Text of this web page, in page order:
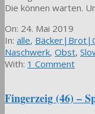
Die können warten.
2019-
05-
24
On: 24. Mai 2019
In: alle,
Naschwerk, Obst,
With: 1 Comment
Fingerzeig (46) –